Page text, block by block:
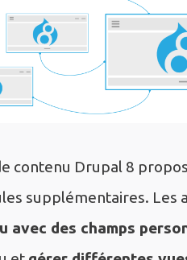
contenu Drupal 8
supplémentaires. Les
avec des champs